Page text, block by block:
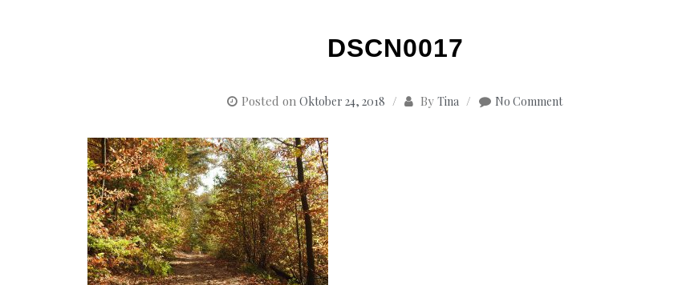
DSCN0017
Posted onOktober 24, 2018 ByTina No Comment